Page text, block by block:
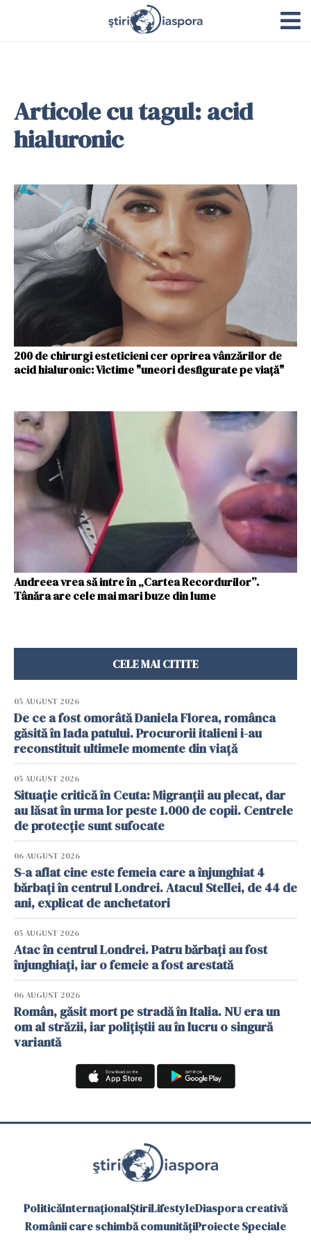
Articole cu tagul: acid
hialuronic
200 de chirurgi esteticieni cer oprirea vânzărilor de
acid hialuronic: Victime "uneori desfigurate pe viaţă"
Andreea vrea să intre în „Cartea Recordurilor”.
Tânăra are cele mai mari buze din lume
CELE MAI CITITE
05 AUGUST 2026
De ce a fost omorâtă Daniela Florea, românca
găsită în lada patului. Procurorii italieni i-au
reconstituit ultimele momente din viață
05 AUGUST 2026
Situație critică în Ceuta: Migranții au plecat, dar
au lăsat în urma lor peste 1.000 de copii. Centrele
de protecție sunt sufocate
06 AUGUST 2026
S-a aflat cine este femeia care a înjunghiat 4
bărbați în centrul Londrei. Atacul Stellei, de 44 de
ani, explicat de anchetatori
05 AUGUST 2026
Atac în centrul Londrei. Patru bărbați au fost
înjunghiați, iar o femeie a fost arestată
06 AUGUST 2026
Român, găsit mort pe stradă în Italia. NU era un
om al străzii, iar polițiștii au în lucru o singură
variantă
PoliticăInternaționalȘtiriLifestyleDiaspora creativă
Românii care schimbă comunitățiProiecte Speciale